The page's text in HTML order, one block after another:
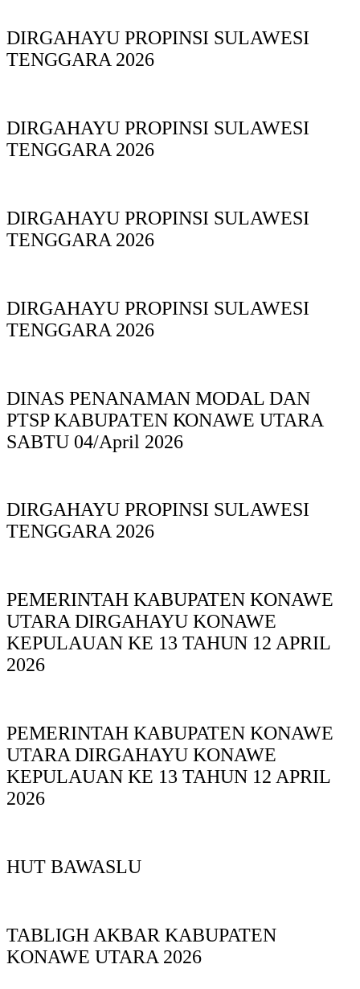
DIRGAHAYU PROPINSI SULAWESI
TENGGARA 2026
DIRGAHAYU PROPINSI SULAWESI
TENGGARA 2026
DIRGAHAYU PROPINSI SULAWESI
TENGGARA 2026
DIRGAHAYU PROPINSI SULAWESI
TENGGARA 2026
DINAS PΕΝΑΝΑΜAN MODAL DAN
PTSP KABUPAΤΕΝ ΚΟNAWE UTARA
SABTU 04/April 2026
DIRGAHAYU PROPINSI SULAWESI
TENGGARA 2026
PEMERINTAH KABUPATEN KONAWE
UTARA DIRGAHAYU KONAWE
KEPULAUAN KE 13 TAHUN 12 APRIL
2026
PEMERINTAH KABUPATEN KONAWE
UTARA DIRGAHAYU KONAWE
KEPULAUAN KE 13 TAHUN 12 APRIL
2026
HUT BAWASLU
TABLIGH AKBAR KABUPATEN
KONAWE UTARA 2026